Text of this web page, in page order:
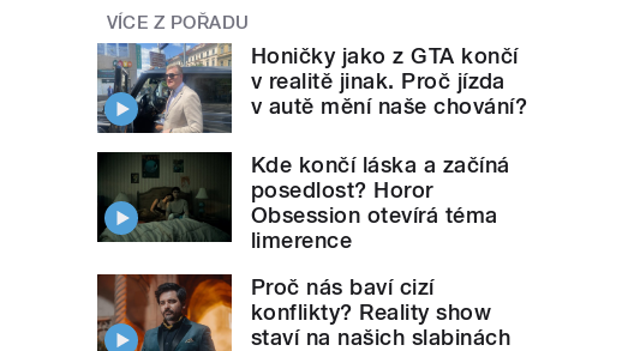
VÍCE Z POŘADU
Honičky jako z GTA končí
v realitě jinak. Proč jízda
v autě mění naše chování?
Kde končí láska a začíná
posedlost? Horor
Obsession otevírá téma
limerence
Proč nás baví cizí
konflikty? Reality show
staví na našich slabinách